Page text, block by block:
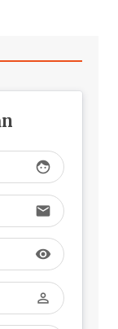
face
email
visibility
perm_identity